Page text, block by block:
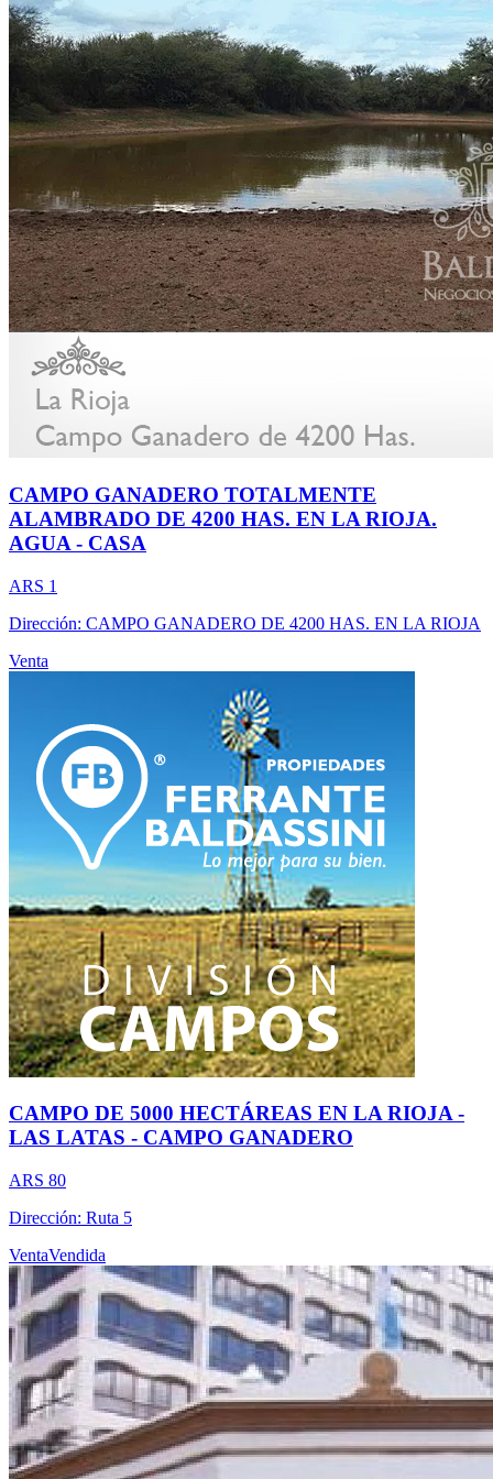
CAMPO GANADERO TOTALMENTE
ALAMBRADO DE 4200 HAS. EN LA RIOJA.
AGUA - CASA
ARS 1
Dirección: CAMPO GANADERO DE 4200 HAS. EN LA RIOJA
Venta
CAMPO DE 5000 HECTÁREAS EN LA RIOJA -
LAS LATAS - CAMPO GANADERO
ARS 80
Dirección: Ruta 5
VentaVendida